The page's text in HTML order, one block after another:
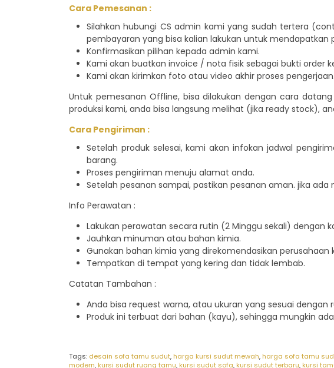
Cara Pemesanan :
Silahkan hubungi CS admin kami yang sudah tertera
pembayaran yang bisa kalian lakukan untuk mendapatkan
Konfirmasikan pilihan kepada admin kami.
Kami akan buatkan invoice / nota fisik sebagai bukti order
Kami akan kirimkan foto atau video akhir proses
Untuk pemesanan Offline, bisa dilakukan dengan cara
produksi kami, anda bisa langsung melihat (jika ready stock),
Cara Pengiriman :
Setelah produk selesai, kami akan infokan jadwal
barang.
Proses pengiriman menuju alamat anda.
Setelah pesanan sampai, pastikan pesanan aman. jika
Info Perawatan :
Lakukan perawatan secara rutin (2 Minggu sekali) dengan
Jauhkan minuman atau bahan kimia.
Gunakan bahan kimia yang direkomendasikan perusahaan
Tempatkan di tempat yang kering dan tidak lembab.
Catatan Tambahan :
Anda bisa request warna, atau ukuran yang sesuai
Produk ini terbuat dari bahan (kayu), sehingga mungkin
Tags: desain sofa tamu sudut, harga kursi sudut mewah, harga sofa tamu
modern, kursi sudut ruang tamu, kursi sudut sofa, kursi sudut terbaru, kursi